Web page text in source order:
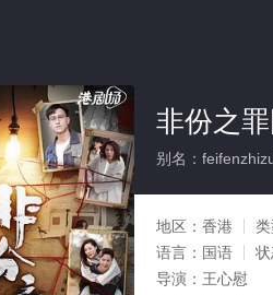
非份之
别名：
地区： 香港 类
语言： 国语 状
导演： 王心慰